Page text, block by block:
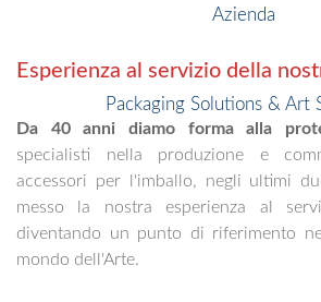
Azienda
Esperienza al servizio della
Packaging Solutions & Art
Da 40 anni diamo forma alla
specialisti nella produzione e
accessori per l'imballo, negli ultimi
messo la nostra esperienza al
diventando un punto di riferimento
mondo dell'Arte.